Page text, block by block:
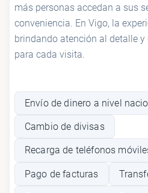
más personas accedan a sus
conveniencia. En Vigo, la
brindando atención al detalle
para cada visita.
Envío de dinero a nivel
Cambio de divisas
Recarga de teléfonos
Pago de facturas